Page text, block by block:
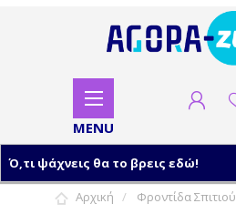
Αρχική Φροντίδα Σπιτιού